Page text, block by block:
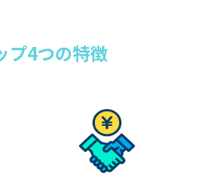
プ4つの特徴